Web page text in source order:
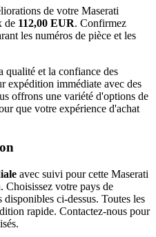
de votre Maserati
de 112,00 EUR. Confirmez
les numéros de pièce et les
et la confiance des
expédition immédiate avec des
offrons une variété d'options de
que votre expérience d'achat
avec suivi pour cette Maserati
votre pays de
ci-dessus. Toutes les
rapide. Contactez-nous pour